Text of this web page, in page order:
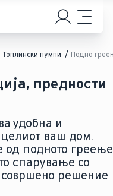
Топлински пумпи Подно
предности
удобна и
ваш дом.
од подното греење
спарување со
решение